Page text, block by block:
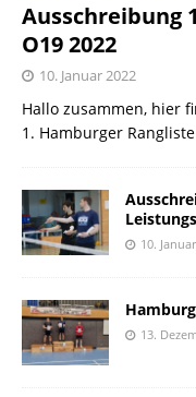
Ausschreibung
O19 2022
10. Januar 2022
Hallo zusammen, hier
1. Hamburger
10.
13.